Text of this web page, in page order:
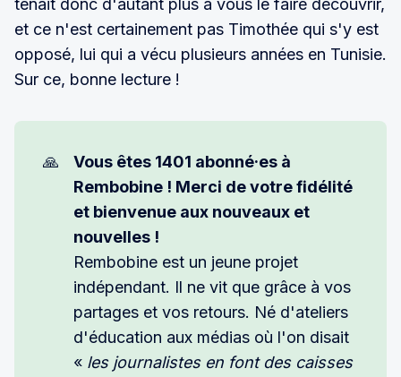
tenait donc d'autant plus à vous le faire découvrir,
et ce n'est certainement pas Timothée qui s'y est
opposé, lui qui a vécu plusieurs années en Tunisie.
Sur ce, bonne lecture !
🙏
Vous êtes 1401 abonné·es à
Rembobine ! Merci de votre fidélité
et bienvenue aux nouveaux et
nouvelles !
Rembobine est un jeune projet
indépendant. Il ne vit que grâce à vos
partages et vos retours. Né d'ateliers
d'éducation aux médias où l'on disait
« les journalistes en font des caisses